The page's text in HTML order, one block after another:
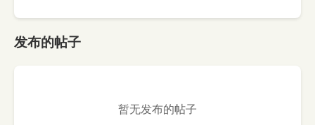
发布的帖子
暂无发布的帖子